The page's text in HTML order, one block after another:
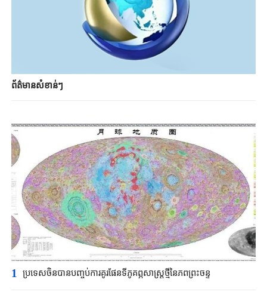
ព័ត៌មានសំខាន់ៗ​​
1 ប្រទេសចិនបាន​បញ្ចប់ការគូរផែនទី​ភូគព្ភសាស្ត្រ​ថ្មីនៃភពព្រះចន្ទ​​